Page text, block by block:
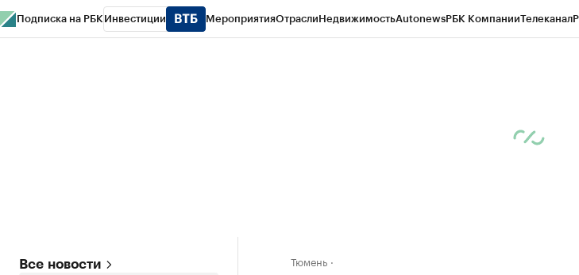
Подписка на РБК Инвестиции МероприятияОтраслиНедвижимостьAutonewsРБК КомпанииТелеканал
Все новости Тюмень